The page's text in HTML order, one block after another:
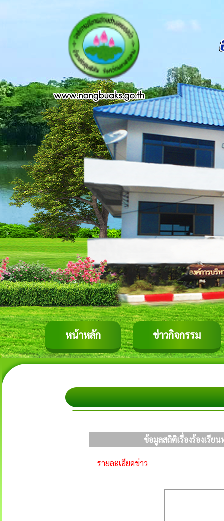
หน้าหลัก ข่าวกิจกรรม
ข้อมูลสถิติเรื่องร้องเรีย
รายละเอียดข่าว